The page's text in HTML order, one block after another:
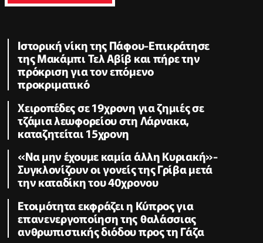
Ιστορική νίκη της Πάφου-Επικράτησε
της Μακάμπι Τελ Αβίβ και πήρε την
πρόκριση για τον επόμενο
προκριματικό
Χειροπέδες σε 19χρονη για ζημιές σε
τζάμια λεωφορείου στη Λάρνακα,
καταζητείται 15χρονη
«Να μην έχουμε καμία άλλη Κυριακή»-
Συγκλονίζουν οι γονείς της Γρίβα μετά
την καταδίκη του 40χρονου
Ετοιμότητα εκφράζει η Κύπρος για
επανενεργοποίηση της θαλάσσιας
ανθρωπιστικής διόδου προς τη Γάζα